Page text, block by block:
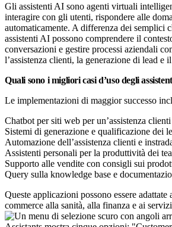
Gli assistenti AI sono agenti virtuali
interagire con gli utenti, rispondere alle
automaticamente. A differenza dei semplici
assistenti AI possono comprendere il
conversazioni e gestire processi aziendali
l’assistenza clienti, la generazione di lead e
Quali sono i migliori casi d’uso degli
Le implementazioni di maggior successo
Chatbot per siti web per un’assistenza
Sistemi di generazione e qualificazione dei
Automazione dell’assistenza clienti e
Assistenti personali per la produttività dei
Supporto alle vendite con consigli sui
Query sulla knowledge base e
Queste applicazioni possono essere adattate
commerce alla sanità, alla finanza e ai